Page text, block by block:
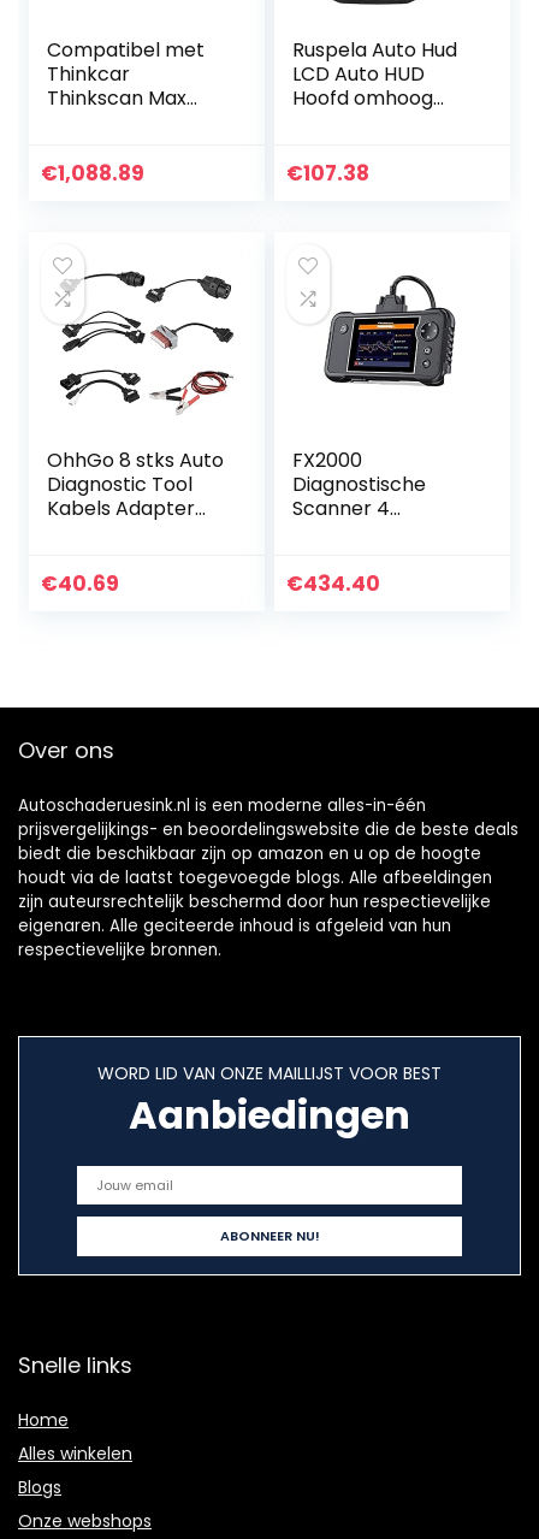
Compatibel met
Thinkcar
Thinkscan Max
Scan Tool
ECU…
€1,088.89
Ruspela Auto Hud
LCD Auto HUD
Hoofd omhoog
Interface Digitale
€107.38
OhhGo 8 stks Auto
Diagnostic Tool
Kabels Adapter
€40.69
FX2000
Diagnostische
Scanner 4
SRS Motor
€434.40
Over ons
Autoschaderuesink.nl is een moderne alles-in-één
prijsvergelijkings- en beoordelingswebsite die de beste deals
biedt die beschikbaar zijn op amazon en u op de hoogte
houdt via de laatst toegevoegde blogs. Alle afbeeldingen
zijn auteursrechtelijk beschermd door hun respectievelijke
eigenaren. Alle geciteerde inhoud is afgeleid van hun
respectievelijke bronnen.
WORD LID VAN ONZE MAILLIJST VOOR BEST
Aanbiedingen
Snelle links
Home
Alles winkelen
Blogs
Onze webshops